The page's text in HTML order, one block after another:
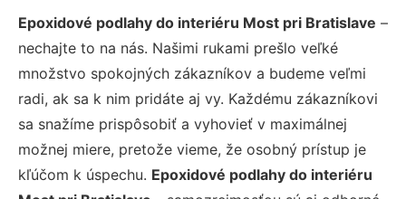
Epoxidové podlahy do interiéru Most pri Bratislave –
nechajte to na nás. Našimi rukami prešlo veľké
množstvo spokojných zákazníkov a budeme veľmi
radi, ak sa k nim pridáte aj vy. Každému zákazníkovi
sa snažíme prispôsobiť a vyhovieť v maximálnej
možnej miere, pretože vieme, že osobný prístup je
kľúčom k úspechu. Epoxidové podlahy do interiéru